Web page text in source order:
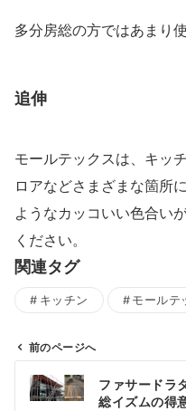
多分房総の方ではあまり
追伸
モールテックスは、キッ
ロアなどさまざまな箇所
ようなカッコいい色合い
ください。
関連タグ
キッチン モールテ
投
稿
前のページへ
ファサード
総イズムの得